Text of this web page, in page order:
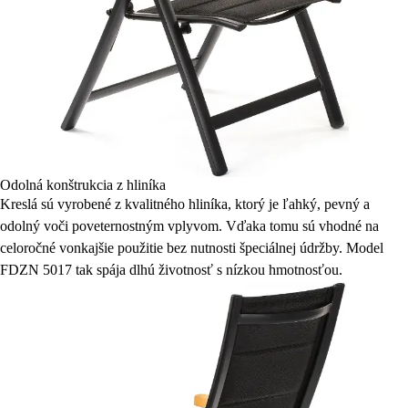
Odolná konštrukcia z hliníka
Kreslá sú vyrobené z kvalitného hliníka, ktorý je ľahký, pevný a
odolný voči poveternostným vplyvom. Vďaka tomu sú vhodné na
celoročné vonkajšie použitie bez nutnosti špeciálnej údržby. Model
FDZN 5017 tak spája dlhú životnosť s nízkou hmotnosťou.